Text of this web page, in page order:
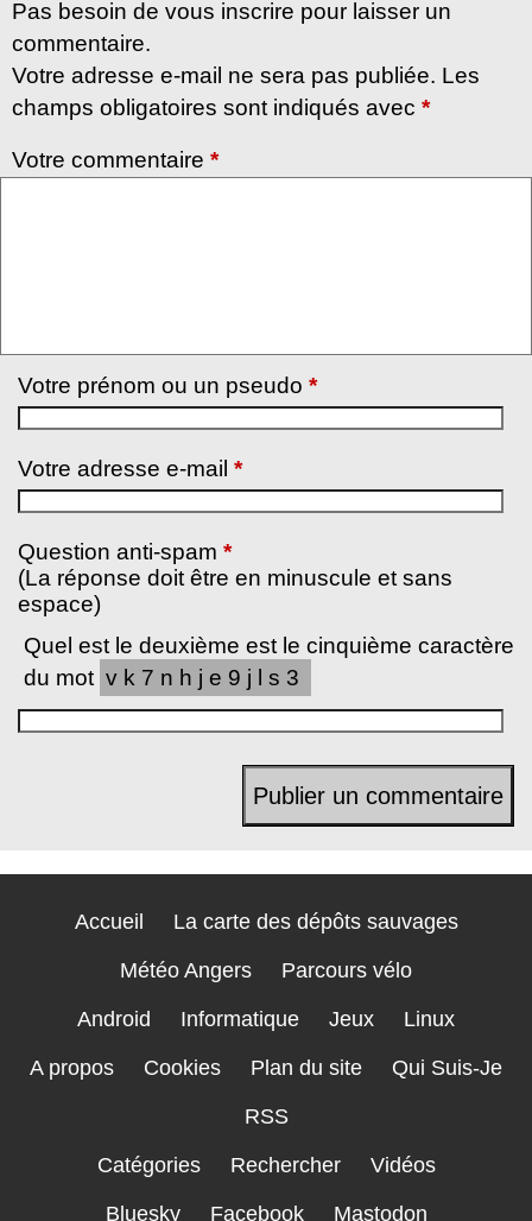
Pas besoin de vous inscrire pour laisser un
commentaire.
Votre adresse e-mail ne sera pas publiée. Les
champs obligatoires sont indiqués avec *
Votre commentaire *
Votre prénom ou un pseudo *
Votre adresse e-mail *
Question anti-spam *
(La réponse doit être en minuscule et sans
espace)
Quel est le deuxième est le cinquième caractère
du mot vk7nhje9jls3
Accueil La carte des dépôts sauvages
Météo Angers Parcours vélo
Android Informatique Jeux Linux
A propos Cookies Plan du site Qui Suis-Je
RSS
Catégories Rechercher Vidéos
Bluesky Facebook Mastodon